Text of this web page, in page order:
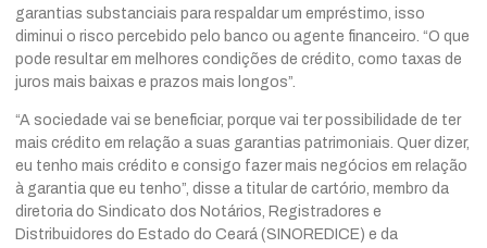
garantias substanciais para respaldar um empréstimo, isso
diminui o risco percebido pelo banco ou agente financeiro. “O que
pode resultar em melhores condições de crédito, como taxas de
juros mais baixas e prazos mais longos”.
“A sociedade vai se beneficiar, porque vai ter possibilidade de ter
mais crédito em relação a suas garantias patrimoniais. Quer dizer,
eu tenho mais crédito e consigo fazer mais negócios em relação
à garantia que eu tenho”, disse a titular de cartório, membro da
diretoria do Sindicato dos Notários, Registradores e
Distribuidores do Estado do Ceará (SINOREDICE) e da